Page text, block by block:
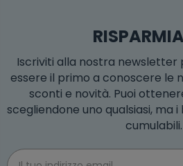
Iscriviti alla nostra newsletter
essere il primo a conoscere le
sconti e novità. Puoi
scegliendone uno qualsiasi, ma
cumulabili.
Email